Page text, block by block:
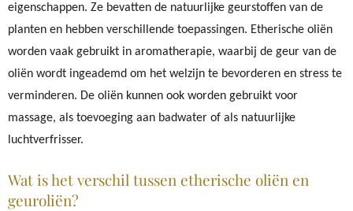
eigenschappen. Ze bevatten de natuurlijke geurstoffen van de
planten en hebben verschillende toepassingen. Etherische oliën
worden vaak gebruikt in aromatherapie, waarbij de geur van de
oliën wordt ingeademd om het welzijn te bevorderen en stress te
verminderen. De oliën kunnen ook worden gebruikt voor
massage, als toevoeging aan badwater of als natuurlijke
luchtverfrisser.
Wat is het verschil tussen etherische oliën en
geuroliën?